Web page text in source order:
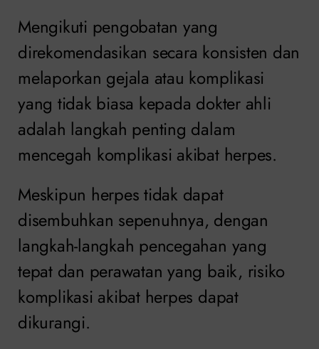
Mengikuti pengobatan yang
direkomendasikan secara konsisten dan
melaporkan gejala atau komplikasi
yang tidak biasa kepada dokter ahli
adalah langkah penting dalam
mencegah komplikasi akibat herpes.
Meskipun herpes tidak dapat
disembuhkan sepenuhnya, dengan
langkah-langkah pencegahan yang
tepat dan perawatan yang baik, risiko
komplikasi akibat herpes dapat
dikurangi.